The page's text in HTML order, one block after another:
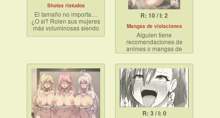
Shotas riatudos
El tamaño no importa…
¿O si? Rolen sus mujeres
más voluminosas siendo
dominada por pequeños
R: 10 / I: 2
Mangas de violaciones
Alguien tiene
recomendaciones de
animes o mangas de
violación?
R: 3 / I: 0